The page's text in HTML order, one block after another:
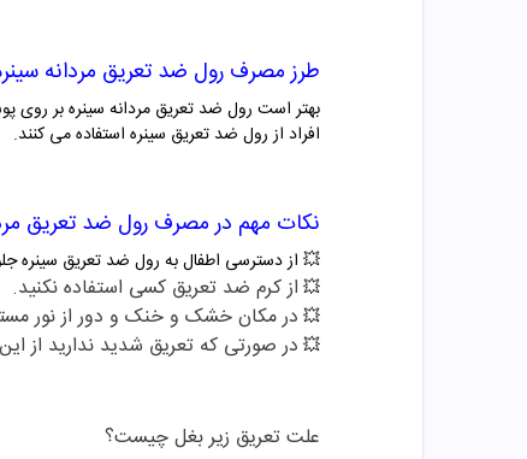
طرز مصرف رول ضد تعریق مردانه
بهتر است رول ضد تعریق مردانه سینره بر
افراد از رول ضد تعریق سینره استفاده می کنند.
نکات مهم در مصرف رول ضد تعریق
💥 از دسترسی اطفال به رول ضد تعریق سینره
💥 از کرم ضد تعریق کسی استفاده نکنید.
💥 در مکان خشک و خنک و دور از نور
💥 در صورتی که تعریق شدید ندارید از
علت تعریق زیر بغل چیست؟